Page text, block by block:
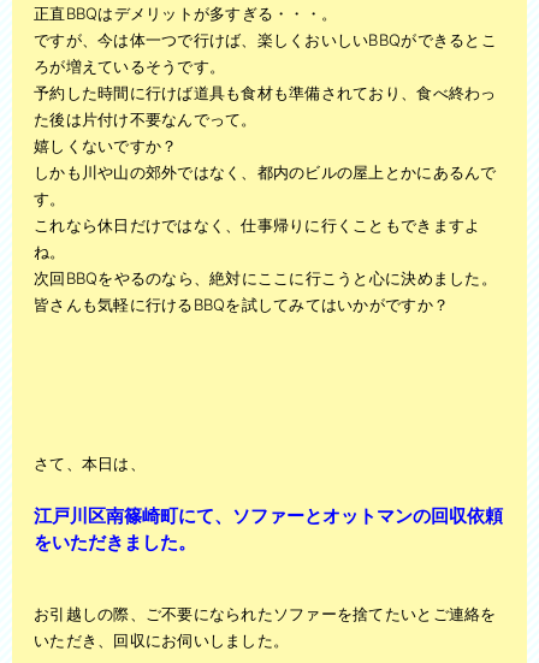
正直BBQはデメリットが多すぎる・・・。
ですが、今は体一つで行けば、楽しくおいしいBBQができるとこ
ろが増えているそうです。
予約した時間に行けば道具も食材も準備されており、食べ終わっ
た後は片付け不要なんでって。
嬉しくないですか？
しかも川や山の郊外ではなく、都内のビルの屋上とかにあるんで
す。
これなら休日だけではなく、仕事帰りに行くこともできますよ
ね。
次回BBQをやるのなら、絶対にここに行こうと心に決めました。
皆さんも気軽に行けるBBQを試してみてはいかがですか？
さて、本日は、
江戸川区南篠崎町にて、ソファーとオットマンの回収依頼
をいただきました。
お引越しの際、ご不要になられたソファーを捨てたいとご連絡を
いただき、回収にお伺いしました。